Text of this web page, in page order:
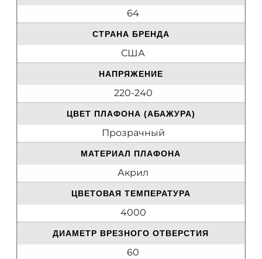
64
СТРАНА БРЕНДА
США
НАПРЯЖЕНИЕ
220-240
ЦВЕТ ПЛАФОНА (АБАЖУРА)
Прозрачный
МАТЕРИАЛ ПЛАФОНА
Акрил
ЦВЕТОВАЯ ТЕМПЕРАТУРА
4000
ДИАМЕТР ВРЕЗНОГО ОТВЕРСТИЯ
60